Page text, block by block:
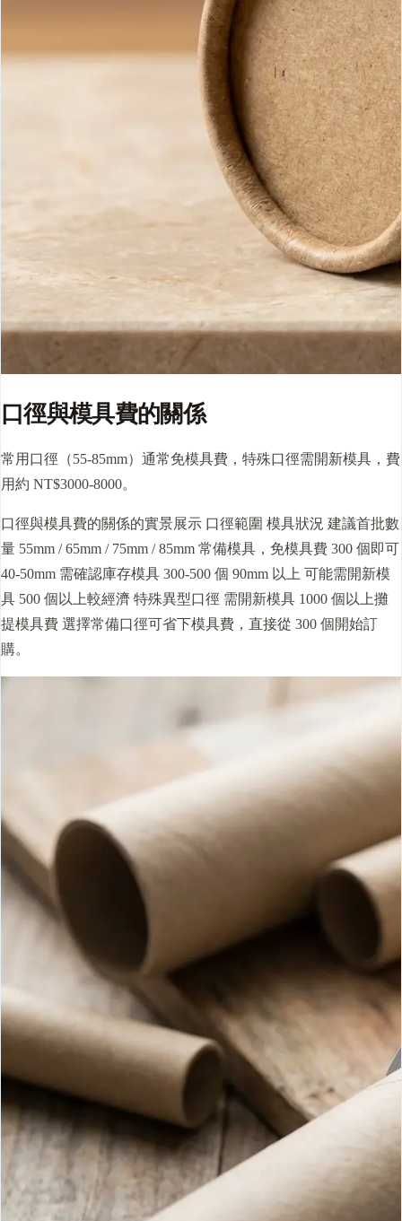
口徑與模具費的關係
常用口徑（55-85mm）通常免模具費，特殊口徑需開新模具，費
用約 NT$3000-8000。
口徑與模具費的關係的實景展示 口徑範圍 模具狀況 建議首批數
量 55mm / 65mm / 75mm / 85mm 常備模具，免模具費 300 個即可
40-50mm 需確認庫存模具 300-500 個 90mm 以上 可能需開新模
具 500 個以上較經濟 特殊異型口徑 需開新模具 1000 個以上攤
提模具費 選擇常備口徑可省下模具費，直接從 300 個開始訂
購。